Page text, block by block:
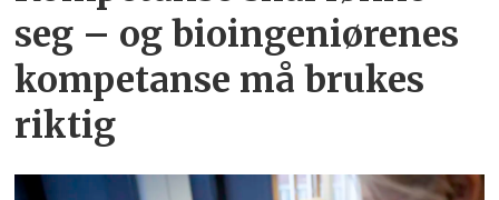
seg – og bioingeniørenes
kompetanse må brukes
riktig